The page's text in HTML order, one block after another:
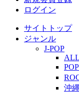
ログイン
サイトトップ
ジャンル
J-POP
ALL
沖縄